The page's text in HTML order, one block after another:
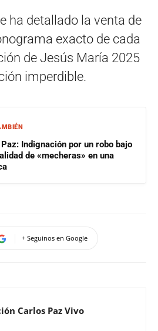
ha detallado la venta de
exacto de cada
de Jesús María 2025
imperdible.
Indignación por un robo bajo
de «mecheras» en una
+ Seguinos en Google
Carlos Paz Vivo